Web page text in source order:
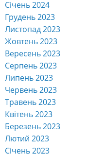
Квітень 2021
Березень 2021
Лютий 2021
Січень 2021
Грудень 2020
Листопад 2020
Жовтень 2020
Вересень 2020
Серпень 2020
Липень 2020
Червень 2020
Травень 2020
Квітень 2020